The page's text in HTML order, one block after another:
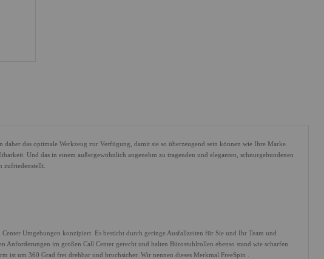
das optimale Werkzeug zur Verfügung, damit sie so überzeugend sein können wie Ihre Marke.
Und das in einem außergewöhnlich angenehm zu tragenden und eleganten, schnurgebundenen
zufriedenstellt.
Umgebungen konzipiert. Es besticht durch geringe Ausfallzeiten für Sie und Ihr Team und
Anforderungen im großen Call Center gerecht und halten Bürostuhlrollen ebenso stand wie scharfen
ist um 360 Grad frei drehbar und bruchsicher. Wir nennen dieses Merkmal FreeSpin .